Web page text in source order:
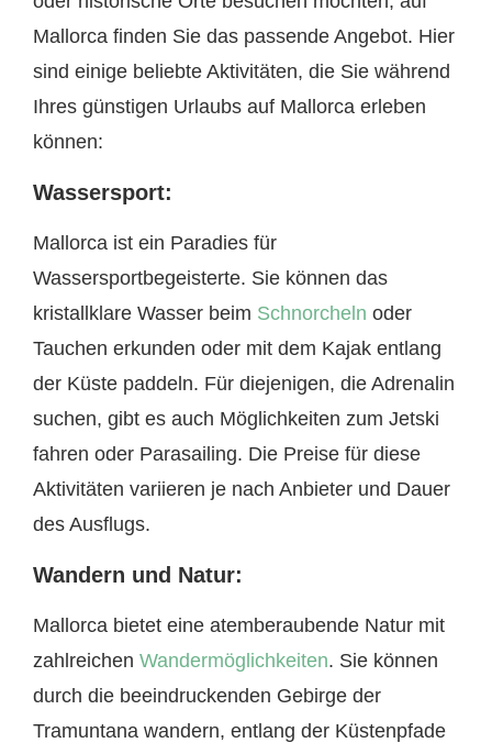
Mallorca finden Sie das passende Angebot. Hier
sind einige beliebte Aktivitäten, die Sie während
Ihres günstigen Urlaubs auf Mallorca erleben
können:
Wassersport:
Mallorca ist ein Paradies für
Wassersportbegeisterte. Sie können das
kristallklare Wasser beim Schnorcheln oder
Tauchen erkunden oder mit dem Kajak entlang
der Küste paddeln. Für diejenigen, die Adrenalin
suchen, gibt es auch Möglichkeiten zum Jetski
fahren oder Parasailing. Die Preise für diese
Aktivitäten variieren je nach Anbieter und Dauer
des Ausflugs.
Wandern und Natur:
Mallorca bietet eine atemberaubende Natur mit
zahlreichen Wandermöglichkeiten. Sie können
durch die beeindruckenden Gebirge der
Tramuntana wandern, entlang der Küstenpfade